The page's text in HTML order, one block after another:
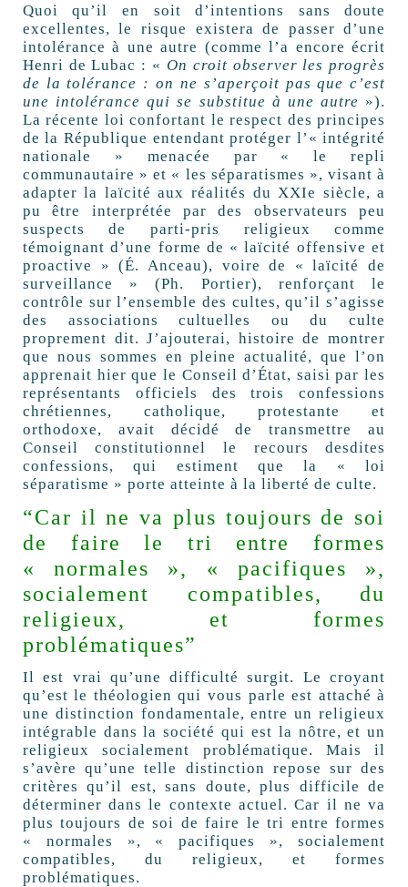
Quoi qu’il en soit d’intentions sans doute
excellentes, le risque existera de passer d’une
intolérance à une autre (comme l’a encore écrit
Henri de Lubac : « On croit observer les progrès
de la tolérance : on ne s’aperçoit pas que c’est
une intolérance qui se substitue à une autre »).
La récente loi confortant le respect des principes
de la République entendant protéger l’« intégrité
nationale » menacée par « le repli
communautaire » et « les séparatismes », visant à
adapter la laïcité aux réalités du XXIe siècle, a
pu être interprétée par des observateurs peu
suspects de parti-pris religieux comme
témoignant d’une forme de « laïcité offensive et
proactive » (É. Anceau), voire de « laïcité de
surveillance » (Ph. Portier), renforçant le
contrôle sur l’ensemble des cultes, qu’il s’agisse
des associations cultuelles ou du culte
proprement dit. J’ajouterai, histoire de montrer
que nous sommes en pleine actualité, que l’on
apprenait hier que le Conseil d’État, saisi par les
représentants officiels des trois confessions
chrétiennes, catholique, protestante et
orthodoxe, avait décidé de transmettre au
Conseil constitutionnel le recours desdites
confessions, qui estiment que la « loi
séparatisme » porte atteinte à la liberté de culte.
“Car il ne va plus toujours de soi
de faire le tri entre formes
« normales », « pacifiques »,
socialement compatibles, du
religieux, et formes
problématiques”
Il est vrai qu’une difficulté surgit. Le croyant
qu’est le théologien qui vous parle est attaché à
une distinction fondamentale, entre un religieux
intégrable dans la société qui est la nôtre, et un
religieux socialement problématique. Mais il
s’avère qu’une telle distinction repose sur des
critères qu’il est, sans doute, plus difficile de
déterminer dans le contexte actuel. Car il ne va
plus toujours de soi de faire le tri entre formes
« normales », « pacifiques », socialement
compatibles, du religieux, et formes
problématiques.